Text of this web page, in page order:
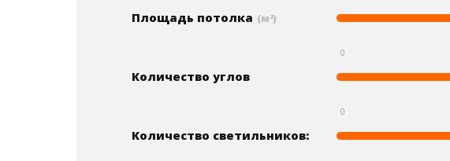
Площадь потолка (м 2)
Количество углов
0
Количество светильников:
0